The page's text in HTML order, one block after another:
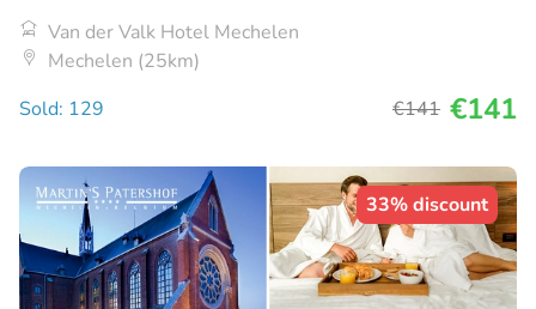
Van der Valk Hotel Mechelen
Mechelen (25km)
Sold: 129
€141 €141
33% discount